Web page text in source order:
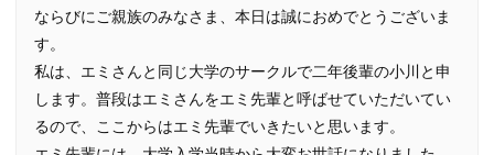
ならびにご親族のみなさま、本日は誠におめでとうございま
す。
私は、エミさんと同じ大学のサークルで二年後輩の小川と申
します。普段はエミさんをエミ先輩と呼ばせていただいてい
るので、ここからはエミ先輩でいきたいと思います。